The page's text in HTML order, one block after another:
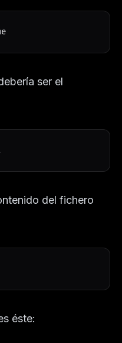
ser el
del fichero
éste: